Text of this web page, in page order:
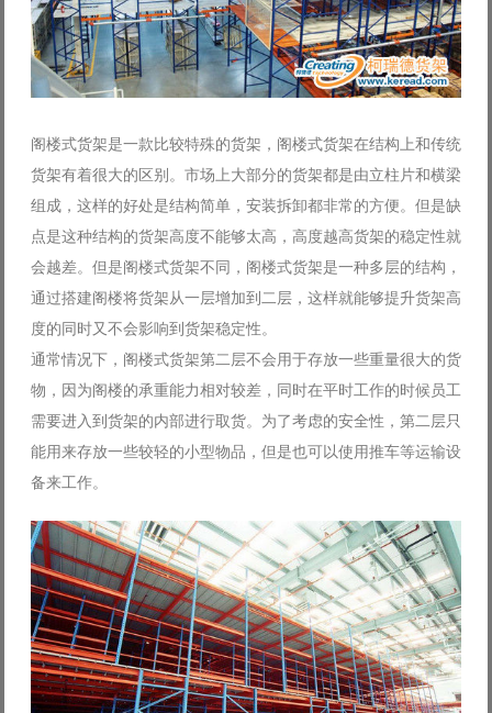
阁楼式货架是一款比较特殊的货架，阁楼式货架在结构上和传统
货架有着很大的区别。市场上大部分的货架都是由立柱片和横梁
组成，这样的好处是结构简单，安装拆卸都非常的方便。但是缺
点是这种结构的货架高度不能够太高，高度越高货架的稳定性就
会越差。但是阁楼式货架不同，阁楼式货架是一种多层的结构，
通过搭建阁楼将货架从一层增加到二层，这样就能够提升货架高
度的同时又不会影响到货架稳定性。
通常情况下，阁楼式货架第二层不会用于存放一些重量很大的货
物，因为阁楼的承重能力相对较差，同时在平时工作的时候员工
需要进入到货架的内部进行取货。为了考虑的安全性，第二层只
能用来存放一些较轻的小型物品，但是也可以使用推车等运输设
备来工作。